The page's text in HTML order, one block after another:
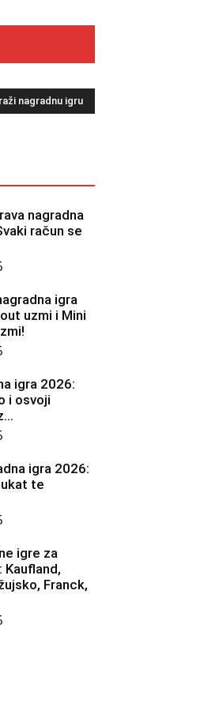
nagradnu igru
nagradna
račun se
igra
uzmi i Mini
igra 2026:
i osvoji
igra 2026:
te
igre za
Kaufland,
Franck,